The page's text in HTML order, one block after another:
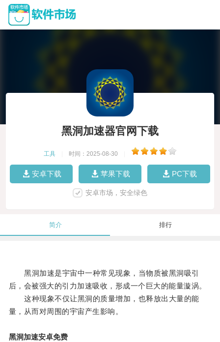
黑洞加速器官网下载
工具 时间：2025-08-30
安卓下载 苹果下载 PC下载
安卓市场，安全绿色
简介 排行
黑洞加速是宇宙中一种常见现象，当物质被黑洞吸引
后，会被强大的引力加速吸收，形成一个巨大的能量漩涡。
这种现象不仅让黑洞的质量增加，也释放出大量的能
量，从而对周围的宇宙产生影响。
黑洞加速安卓免费